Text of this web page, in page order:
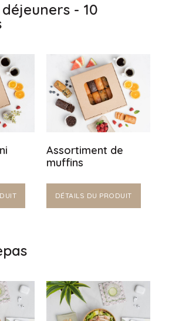
- 10
Assortiment de
muffins
DÉTAILS DU PRODUIT